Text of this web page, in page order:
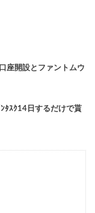
座開設とファントムウ
ﾀｽｸ14日するだけで貰